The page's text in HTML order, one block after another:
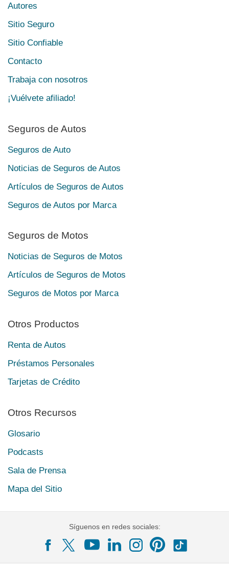
Autores
Sitio Seguro
Sitio Confiable
Contacto
Trabaja con nosotros
¡Vuélvete afiliado!
Seguros de Autos
Seguros de Auto
Noticias de Seguros de Autos
Artículos de Seguros de Autos
Seguros de Autos por Marca
Seguros de Motos
Noticias de Seguros de Motos
Artículos de Seguros de Motos
Seguros de Motos por Marca
Otros Productos
Renta de Autos
Préstamos Personales
Tarjetas de Crédito
Otros Recursos
Glosario
Podcasts
Sala de Prensa
Mapa del Sitio
Síguenos en redes sociales: